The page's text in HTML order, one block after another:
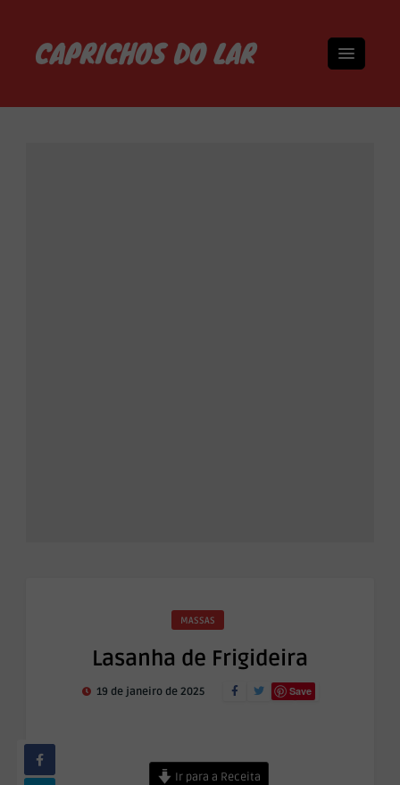
MASSAS
Lasanha de Frigideira
19 de janeiro de 2025 Save
Ir para a Receita